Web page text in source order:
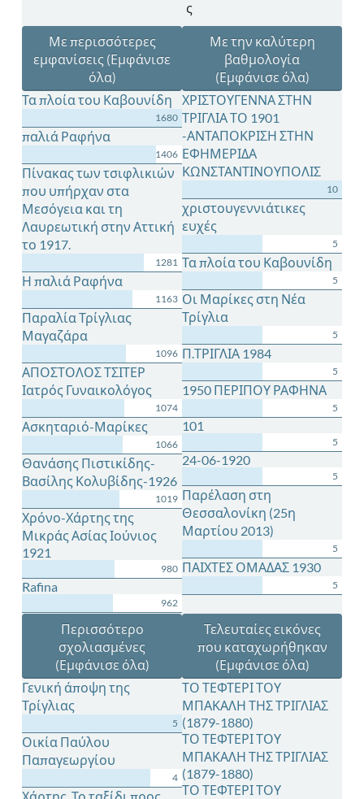
ς
Με περισσότερες
εμφανίσεις (Εμφάνισε
όλα)
Με την καλύτερη
βαθμολογία
(Εμφάνισε όλα)
Τα πλοία του Καβουνίδη
1680
παλιά Ραφήνα
1406
Πίνακας των τσιφλικιών
που υπήρχαν στα
Μεσόγεια και τη
Λαυρεωτική στην Αττική
το 1917.
1281
Η παλιά Ραφήνα
1163
Παραλία Τρίγλιας
Μαγαζάρα
1096
ΑΠΟΣΤΟΛΟΣ ΤΣΙΤΕΡ
Ιατρός Γυναικολόγος
1074
Ασκηταριό-Μαρίκες
1066
Θανάσης Πιστικίδης-
Βασίλης Κολυβίδης-1926
1019
Χρόνο-Χάρτης της
Μικράς Ασίας Ιούνιος
1921
980
Rafina
962
ΧΡΙΣΤΟΥΓΕΝΝΑ ΣΤΗΝ
ΤΡΙΓΛΙΑ ΤΟ 1901
-ΑΝΤΑΠΟΚΡΙΣΗ ΣΤΗΝ
ΕΦΗΜΕΡΙΔΑ
ΚΩΝΣΤΑΝΤΙΝΟΥΠΟΛΙΣ
10
χριστουγεννιάτικες
ευχές
5
Τα πλοία του Καβουνίδη
5
Οι Μαρίκες στη Νέα
Τρίγλια
5
Π.ΤΡΙΓΛΙΑ 1984
5
1950 ΠΕΡΙΠΟΥ ΡΑΦΗΝΑ
5
101
5
24-06-1920
5
Παρέλαση στη
Θεσσαλονίκη (25η
Μαρτίου 2013)
5
ΠΑΙΧΤΕΣ ΟΜΑΔΑΣ 1930
5
Περισσότερο
σχολιασμένες
(Εμφάνισε όλα)
Τελευταίες εικόνες
που καταχωρήθηκαν
(Εμφάνισε όλα)
Γενική άποψη της
Τρίγλιας
5
Οικία Παύλου
Παπαγεωργίου
4
ΤΟ ΤΕΦΤΕΡΙ ΤΟΥ
ΜΠΑΚΑΛΗ ΤΗΣ ΤΡΙΓΛΙΑΣ
(1879-1880)
ΤΟ ΤΕΦΤΕΡΙ ΤΟΥ
ΜΠΑΚΑΛΗ ΤΗΣ ΤΡΙΓΛΙΑΣ
(1879-1880)
ΤΟ ΤΕΦΤΕΡΙ ΤΟΥ